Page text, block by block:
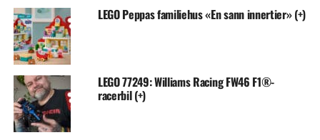
LEGO Peppas familiehus «En sann innertier» (+)
LEGO 77249: Williams Racing FW46 F1®-
racerbil (+)